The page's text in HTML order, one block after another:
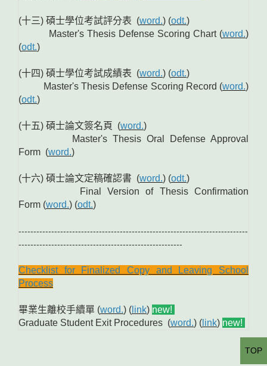
(十三) 碩士學位考試評分表 (word.) (odt.)
Master's Thesis Defense Scoring Chart (word.)
(odt.)
(十四) 碩士學位考試成績表 (word.) (odt.)
Master's Thesis Defense Scoring Record (word.)
(odt.)
(十五) 碩士論文簽名頁 (word.)
Master's Thesis Oral Defense Approval
Form (word.)
(十六) 碩士論文定稿確認書 (word.) (odt.)
Final Version of Thesis Confirmation
Form (word.) (odt.)
-----------------------------------------------------------------------------
-------------------------------------------------------
Checklist for Finalized Copy and Leaving School
Process
畢業生離校手續單 (word.) ( link) new!
Graduate Student Exit Procedures (word.) ( link) new!
TOP